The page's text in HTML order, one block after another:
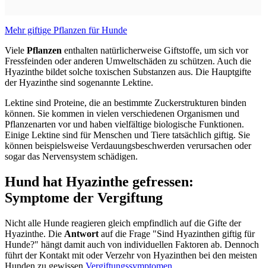
Mehr giftige Pflanzen für Hunde
Viele Pflanzen enthalten natürlicherweise Giftstoffe, um sich vor
Fressfeinden oder anderen Umweltschäden zu schützen. Auch die
Hyazinthe bildet solche toxischen Substanzen aus. Die Hauptgifte
der Hyazinthe sind sogenannte Lektine.
Lektine sind Proteine, die an bestimmte Zuckerstrukturen binden
können. Sie kommen in vielen verschiedenen Organismen und
Pflanzenarten vor und haben vielfältige biologische Funktionen.
Einige Lektine sind für Menschen und Tiere tatsächlich giftig. Sie
können beispielsweise Verdauungsbeschwerden verursachen oder
sogar das Nervensystem schädigen.
Hund hat Hyazinthe gefressen:
Symptome der Vergiftung
Nicht alle Hunde reagieren gleich empfindlich auf die Gifte der
Hyazinthe. Die Antwort auf die Frage "Sind Hyazinthen giftig für
Hunde?" hängt damit auch von individuellen Faktoren ab. Dennoch
führt der Kontakt mit oder Verzehr von Hyazinthen bei den meisten